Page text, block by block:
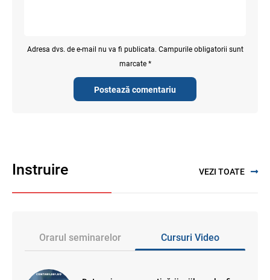
Postează comentariu
Adresa dvs. de e-mail nu va fi publicata. Campurile obligatorii sunt
marcate *
Instruire VEZI TOATE
Orarul seminarelor Cursuri Video